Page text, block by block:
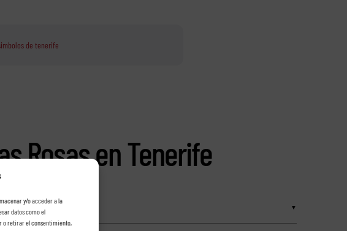
y/o acceder a la
datos como el
o retirar el consentimiento,
de tenerife
Rosas en Tenerife